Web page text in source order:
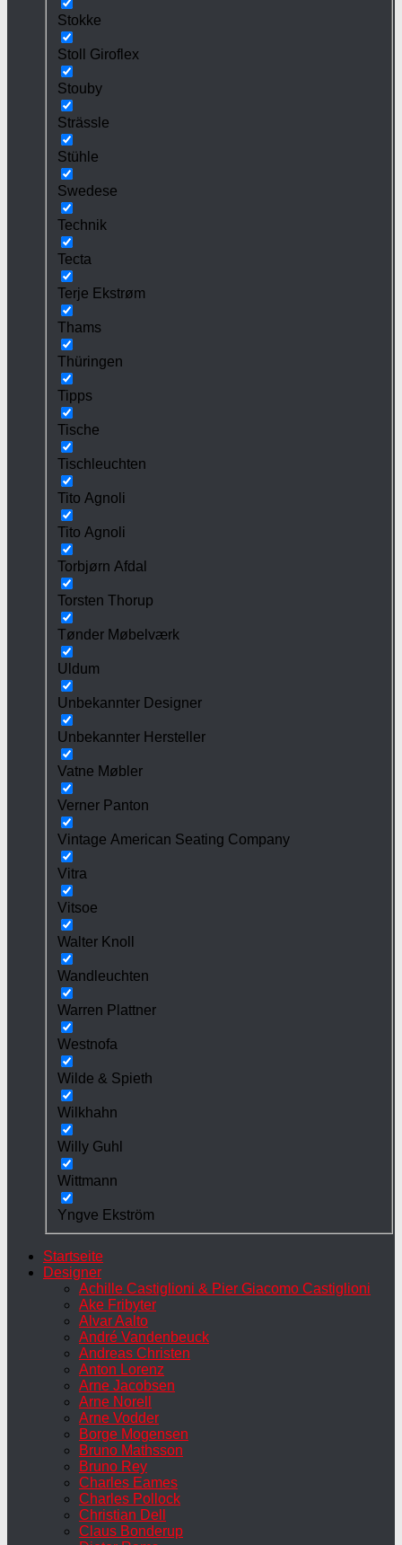
Stokke
Stoll Giroflex
Stouby
Strässle
Stühle
Swedese
Technik
Tecta
Terje Ekstrøm
Thams
Thüringen
Tipps
Tische
Tischleuchten
Tito Agnoli
Tito Agnoli
Torbjørn Afdal
Torsten Thorup
Tønder Møbelværk
Uldum
Unbekannter Designer
Unbekannter Hersteller
Vatne Møbler
Verner Panton
Vintage American Seating Company
Vitra
Vitsoe
Walter Knoll
Wandleuchten
Warren Plattner
Westnofa
Wilde & Spieth
Wilkhahn
Willy Guhl
Wittmann
Yngve Ekström
Startseite
Designer
Achille Castiglioni & Pier Giacomo Castiglioni
Ake Fribyter
Alvar Aalto
André Vandenbeuck
Andreas Christen
Anton Lorenz
Arne Jacobsen
Arne Norell
Arne Vodder
Borge Mogensen
Bruno Mathsson
Bruno Rey
Charles Eames
Charles Pollock
Christian Dell
Claus Bonderup